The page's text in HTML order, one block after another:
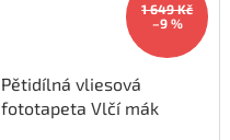
1 649 Kč
–9 %
Pětidílná vliesová
fototapeta Vlčí mák